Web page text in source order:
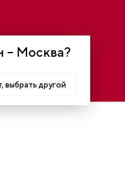
– Москва?
выбрать другой
НАБ., 14
Войти